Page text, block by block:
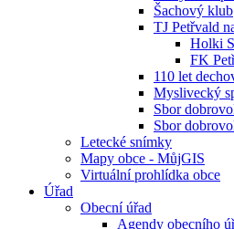
Šachový klub
TJ Petřvald
Holki
FK
110 let
Myslivecký
Sbor
Sbor
Letecké snímky
Mapy obce - MůjGIS
Virtuální prohlídka obce
Úřad
Obecní úřad
Agendy obecního